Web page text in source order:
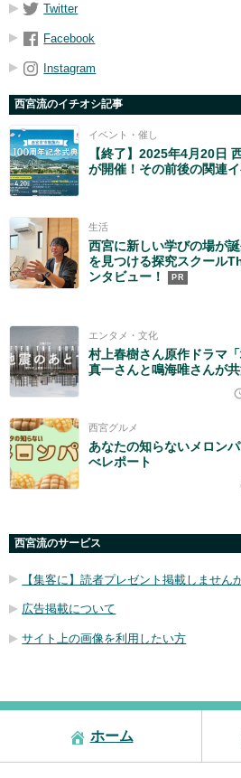
Twitter
Facebook
Instagram
西宮流のイチオシ記事
イベント・催し
【終了】2025年4月20日
が開催！その前後の関連
生活
西宮に新しい学びの場が
を見つける探究スクール
ンタビュー！
PR
エンタメ・文化
村上春樹さん原作ドラマ
真一さんと鳴海唯さんが
西宮グルメ
あなたの知らないメロン
べレポート
西宮流のサービス
【集客に】読者プレゼント掲載しません
広告掲載について
サイト上の画像を利用したい方
ホーム